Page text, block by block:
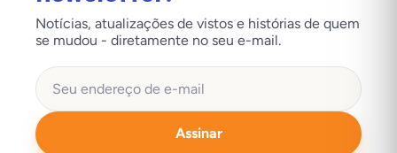
Notícias, atualizações de vistos e histórias de quem
se mudou - diretamente no seu e-mail.
Assinar